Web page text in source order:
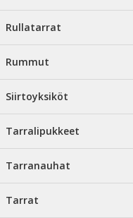
Rullatarrat
Rummut
Siirtoyksiköt
Tarralipukkeet
Tarranauhat
Tarrat